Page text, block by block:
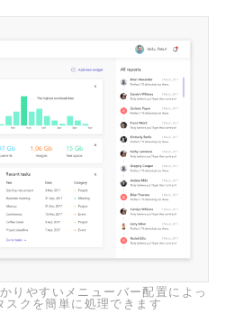
りやすいメニューバー配置によっ
スクを簡単に処理できます